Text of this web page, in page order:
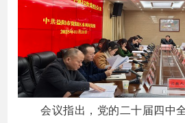
会议指出，党的二十届四中